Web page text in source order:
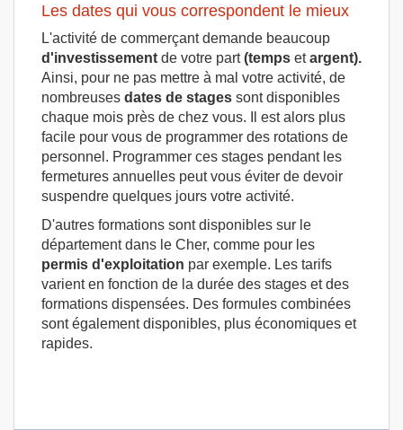
Les dates qui vous correspondent le mieux
L'activité de commerçant demande beaucoup
d'investissement de votre part(temps etargent).
Ainsi, pour ne pas mettre à mal votre activité, de
nombreuses dates de stages sont disponibles
chaque mois près de chez vous. Il est alors plus
facile pour vous de programmer des rotations de
personnel. Programmer ces stages pendant les
fermetures annuelles peut vous éviter de devoir
suspendre quelques jours votre activité.
D'autres formations sont disponibles sur le
département dans le Cher, comme pour les
permis d'exploitation par exemple. Les tarifs
varient en fonction de la durée des stages et des
formations dispensées. Des formules combinées
sont également disponibles, plus économiques et
rapides.